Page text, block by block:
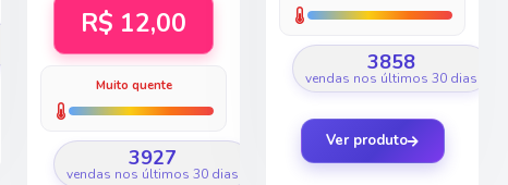
R$ 12,00
Muito quente
3927
vendas nos últimos 30 dias
3858
vendas nos últimos 30 dias
Ver produto